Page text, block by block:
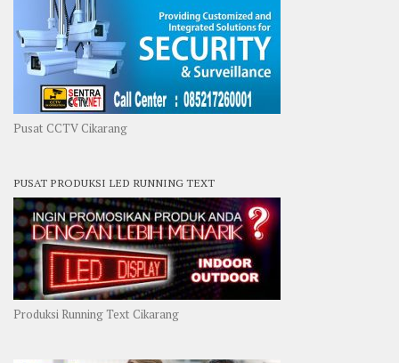
Pusat CCTV Cikarang
PUSAT PRODUKSI LED RUNNING TEXT
Produksi Running Text Cikarang